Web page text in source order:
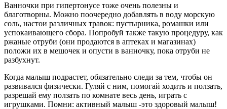
Ванночки при гипертонусе тоже очень полезны и
благотворны. Можно поочередно добавлять в воду морскую
соль, настои различных травок: пустырника, ромашки или
успокаивающего сбора. Попробуй также такую процедуру, как
ржаные отруби (они продаются в аптеках и магазинах)
положи их в мешочек и опусти в ванночку, пока отруби не
разбухнут.
Когда малыш подрастет, обязательно следи за тем, чтобы он
развивался физически. Гуляй с ним, помогай ходить и ползать,
разрешай ему ползать по комнате весь день, играть с
игрушками. Помни: активный малыш -это здоровый малыш!